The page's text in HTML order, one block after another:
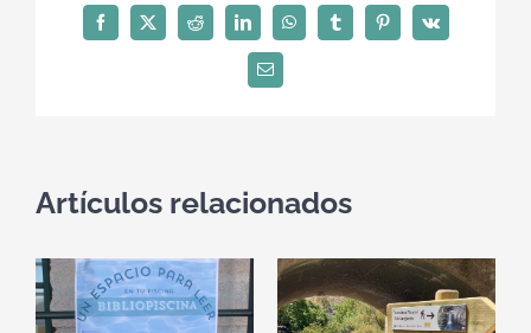
Facebook
X Reddit LinkedInWhatsAppTumblrPinterest
Vk
Correo
electrónico
Artículos relacionados